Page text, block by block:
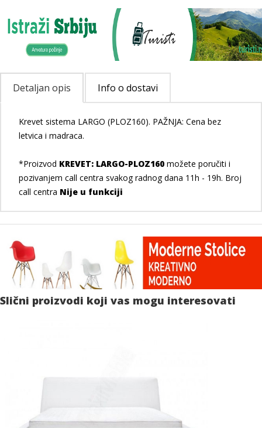
Detaljan opis Info o dostavi
Krevet sistema LARGO (PLOZ160). PAŽNJA: Cena bez
letvica i madraca.
*Proizvod KREVET: LARGO-PLOZ160 možete poručiti i
pozivanjem call centra svakog radnog dana 11h - 19h. Broj
call centra Nije u funkciji
Slični proizvodi koji vas mogu interesovati